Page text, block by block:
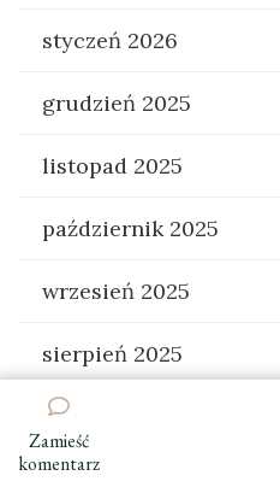
Zamieść
komentarzwe
styczeń 2026
grudzień 2025
listopad 2025
październik 2025
wrzesień 2025
sierpień 2025
lipiec 2025
czerwiec 2025